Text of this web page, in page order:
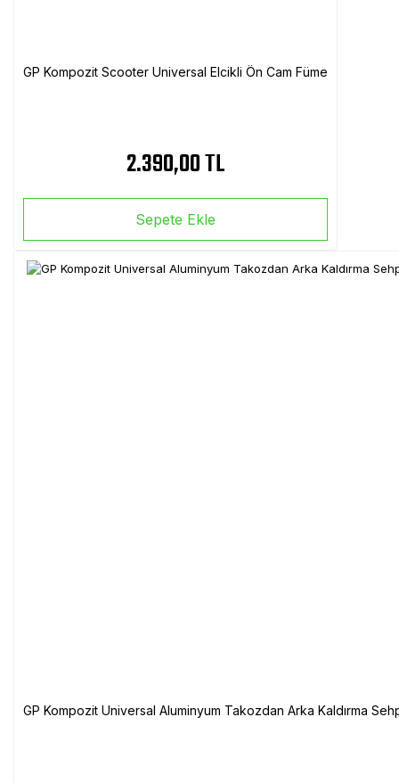
GP Kompozit Scooter Universal Elcikli Ön Cam Füme
2.390,00 TL
Sepete Ekle
GP Kompozit Universal Aluminyum Takozdan Arka Kaldırma